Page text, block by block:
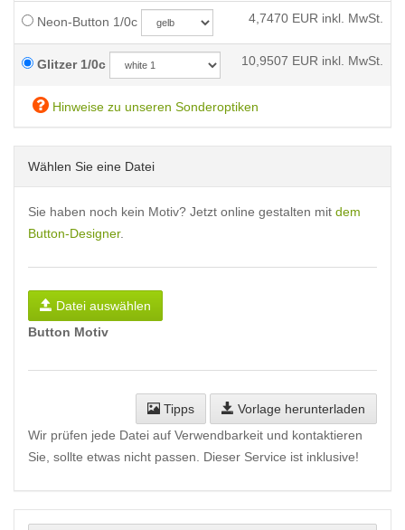
Neon-Button 1/0c 4,7470 EUR inkl. MwSt.
Glitzer 1/0c 10,9507 EUR inkl. MwSt.
Hinweise zu unseren Sonderoptiken
Wählen Sie eine Datei
Sie haben noch kein Motiv? Jetzt online gestalten mit dem
Button-Designer.
Datei auswählen
Button Motiv
Tipps
Vorlage herunterladen
Wir prüfen jede Datei auf Verwendbarkeit und kontaktieren
Sie, sollte etwas nicht passen. Dieser Service ist inklusive!